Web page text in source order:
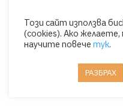
Свържете се с нас
mail:
Този сайт използва
(cookies). Ако
научите повече тук.
РАЗБРАХ